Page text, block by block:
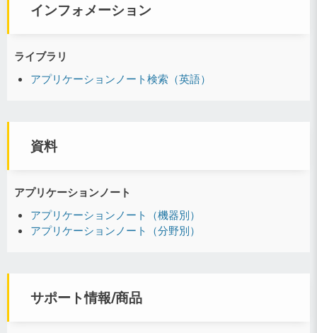
インフォメーション
ライブラリ
アプリケーションノート検索（英語）
資料
アプリケーションノート
アプリケーションノート（機器別）
アプリケーションノート（分野別）
サポート情報/商品